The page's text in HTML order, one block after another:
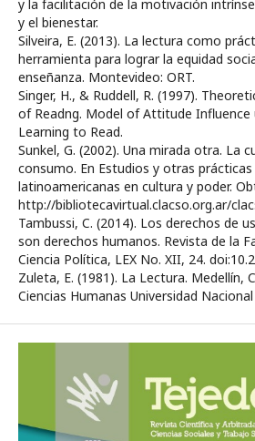
y la facilitación de la motivación
y el bienestar.
Silveira, E. (2013). La lectura como
herramienta para lograr la equidad
enseñanza. Montevideo: ORT.
Singer, H., & Ruddell, R. (1997).
of Readng. Model of Attitude Influence
Learning to Read.
Sunkel, G. (2002). Una mirada otra. La
consumo. En Estudios y otras
latinoamericanas en cultura y poder.
http://bibliotecavirtual.clacso.org.ar/
Tambussi, C. (2014). Los derechos de
son derechos humanos. Revista de la
Ciencia Política, LEX No. XII, 24.
Zuleta, E. (1981). La Lectura. Medellín,
Ciencias Humanas Universidad